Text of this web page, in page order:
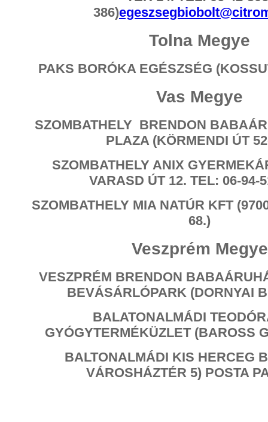
386)
Tolna Megye
PAKS BORÓKA EGÉSZSÉG
Vas Megye
SZOMBATHELY BRENDON
PLAZA (KÖRMENDI ÚT
SZOMBATHELY ANIX
VARASD ÚT 12. TEL: 06-94-
SZOMBATHELY MIA NATÚR KFT
68.)
Veszprém Megye
VESZPRÉM BRENDON
BEVÁSÁRLÓPARK (DORNYAI
BALATONALMÁDI
GYÓGYTERMÉKÜZLET (BAROSS
BALTONALMÁDI KIS HERCEG
VÁROSHÁZTÉR 5) POSTA